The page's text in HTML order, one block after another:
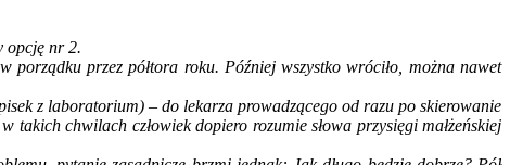
opcję nr 2.
przez półtora roku. Później wszystko wróciło, można nawet
z laboratorium) – do lekarza prowadzącego od razu po skierowanie
chwilach człowiek dopiero rozumie słowa przysięgi małżeńskiej